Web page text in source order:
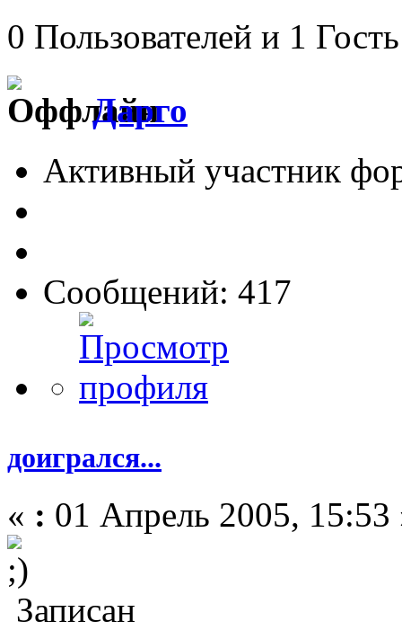
0 Пользователей и 1
Дарго
Активный участник
Сообщений: 417
доигрался...
« : 01 Апрель 2005, 15:53
Записан